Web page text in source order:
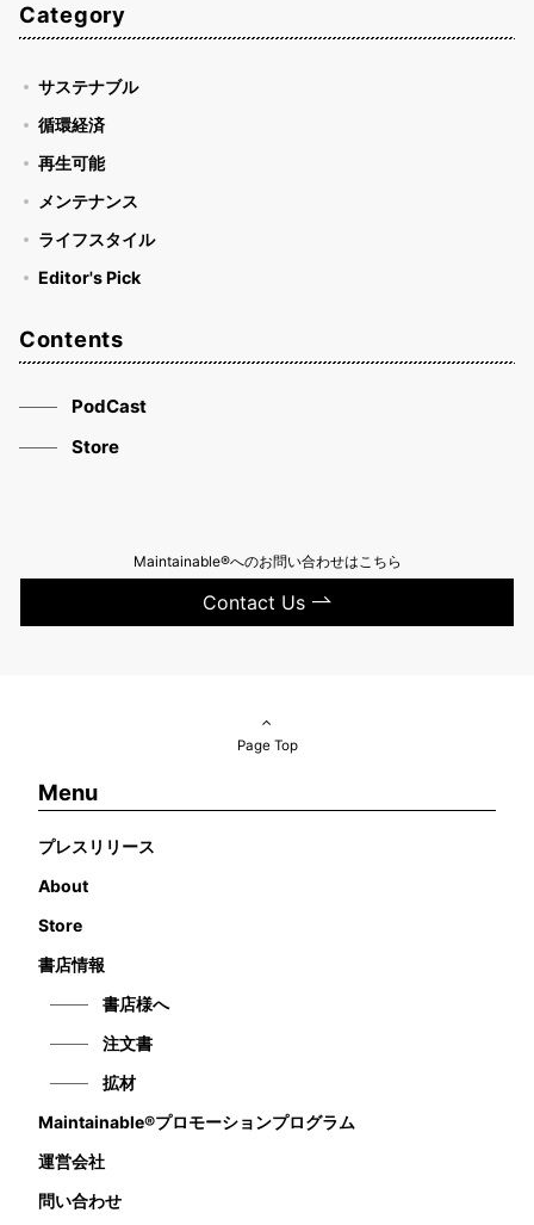
Category
サステナブル
循環経済
再生可能
メンテナンス
ライフスタイル
Editor's Pick
Contents
PodCast
Store
Maintainable®へのお問い合わせはこちら
Contact Us
Page Top
Menu
プレスリリース
About
Store
書店情報
書店様へ
注文書
拡材
Maintainable®プロモーションプログラム
運営会社
問い合わせ